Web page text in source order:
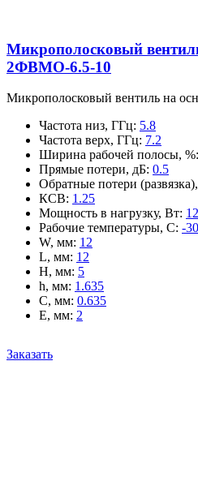
Микрополосковый
2ФВМO-6.5-10
Микрополосковый вентиль на
Частота низ, ГГц: 5.8
Частота верх, ГГц: 7.2
Ширина рабочей полосы, %:
Прямые потери, дБ: 0.5
Обратные потери
КСВ: 1.25
Мощность в нагрузку, Вт: 12
Рабочие температуры, С: -
W, мм: 12
L, мм: 12
H, мм: 5
h, мм: 1.635
C, мм: 0.635
E, мм: 2
Заказать